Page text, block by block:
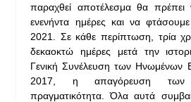
παραχθεί αποτέλεσμα θα
ενενήντα ημέρες και να
2021. Σε κάθε περίπτωση, τρία
δεκαοκτώ ημέρες μετά την
Γενική Συνέλευση των Ηνωμένων
2017, η απαγόρευση των
πραγματικότητα. Όλα αυτά